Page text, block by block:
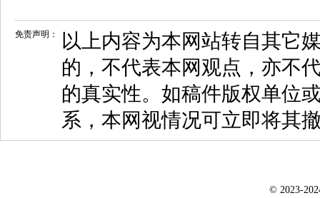
免责声明：
以上内容为本网站转自其它
的，不代表本网观点，亦不
的真实性。如稿件版权单位
系，本网视情况可立即将其
© 2023-